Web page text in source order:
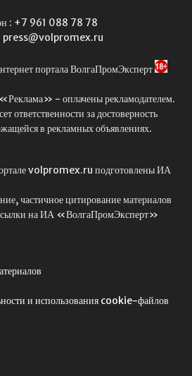
: +7 961 088 78 78
press@volpromex.ru
портала ВолгаПромЭксперт
- оплачены рекламодателем.
ответственности за достоверность
в рекламных объявлениях.
volpromex.ru подготовлены ИА
частичное цитирование материалов
на ИА «ВолгаПромЭксперт»
и использования cookie-файлов